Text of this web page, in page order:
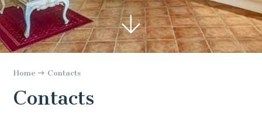
Home Contacts
Contacts